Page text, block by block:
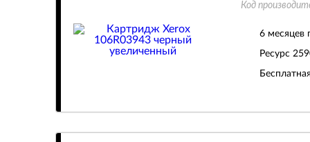
Код
6 месяцев
Ресурс